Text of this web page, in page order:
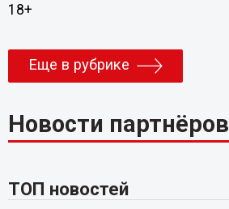
18+
Еще в рубрике
Новости партнёров
ТОП новостей